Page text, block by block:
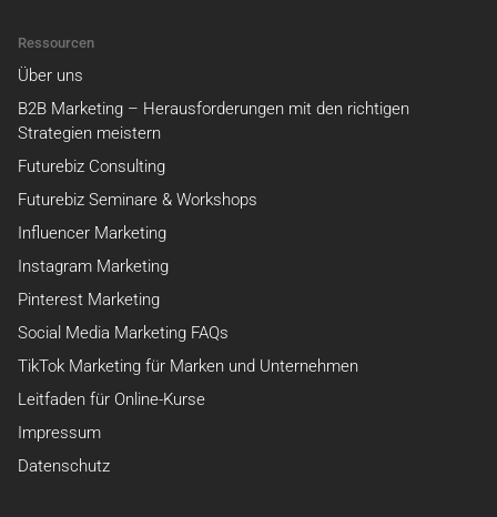
Ressourcen
Über uns
B2B Marketing – Herausforderungen mit den richtigen
Strategien meistern
Futurebiz Consulting
Futurebiz Seminare & Workshops
Influencer Marketing
Instagram Marketing
Pinterest Marketing
Social Media Marketing FAQs
TikTok Marketing für Marken und Unternehmen
Leitfaden für Online-Kurse
Impressum
Datenschutz